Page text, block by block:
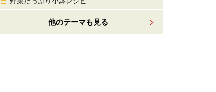
他のテーマも見る